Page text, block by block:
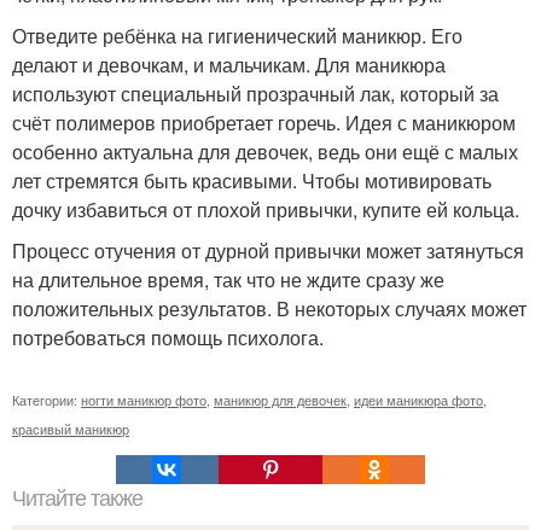
Отведите ребёнка на гигиенический маникюр. Его
делают и девочкам, и мальчикам. Для маникюра
используют специальный прозрачный лак, который за
счёт полимеров приобретает горечь. Идея с маникюром
особенно актуальна для девочек, ведь они ещё с малых
лет стремятся быть красивыми. Чтобы мотивировать
дочку избавиться от плохой привычки, купите ей кольца.
Процесс отучения от дурной привычки может затянуться
на длительное время, так что не ждите сразу же
положительных результатов. В некоторых случаях может
потребоваться помощь психолога.
Категории: ногти маникюр фото маникюр для девочек идеи маникюра фото
красивый маникюр
Читайте также